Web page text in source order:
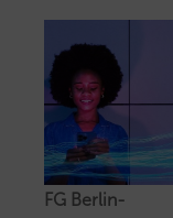
FG Berlin-